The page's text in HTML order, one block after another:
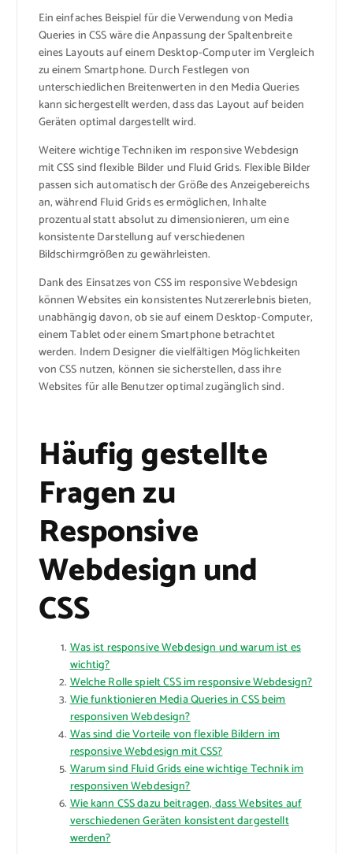
Ein einfaches Beispiel für die Verwendung von Media
Queries in CSS wäre die Anpassung der Spaltenbreite
eines Layouts auf einem Desktop-Computer im Vergleich
zu einem Smartphone. Durch Festlegen von
unterschiedlichen Breitenwerten in den Media Queries
kann sichergestellt werden, dass das Layout auf beiden
Geräten optimal dargestellt wird.
Weitere wichtige Techniken im responsive Webdesign
mit CSS sind flexible Bilder und Fluid Grids. Flexible Bilder
passen sich automatisch der Größe des Anzeigebereichs
an, während Fluid Grids es ermöglichen, Inhalte
prozentual statt absolut zu dimensionieren, um eine
konsistente Darstellung auf verschiedenen
Bildschirmgrößen zu gewährleisten.
Dank des Einsatzes von CSS im responsive Webdesign
können Websites ein konsistentes Nutzererlebnis bieten,
unabhängig davon, ob sie auf einem Desktop-Computer,
einem Tablet oder einem Smartphone betrachtet
werden. Indem Designer die vielfältigen Möglichkeiten
von CSS nutzen, können sie sicherstellen, dass ihre
Websites für alle Benutzer optimal zugänglich sind.
Häufig gestellte
Fragen zu
Responsive
Webdesign und
CSS
Was ist responsive Webdesign und warum ist es
wichtig?
Welche Rolle spielt CSS im responsive Webdesign?
Wie funktionieren Media Queries in CSS beim
responsiven Webdesign?
Was sind die Vorteile von flexible Bildern im
responsive Webdesign mit CSS?
Warum sind Fluid Grids eine wichtige Technik im
responsiven Webdesign?
Wie kann CSS dazu beitragen, dass Websites auf
verschiedenen Geräten konsistent dargestellt
werden?